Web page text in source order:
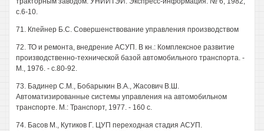
с.6-10.
71. Кпейнер Б.С. Совершенствование управления производством
72. ТО и ремонта, внедрение АСУП. В кн.: Комплексное развитие
производственно-технической базой автомобильного транспорта. -
М., 1976. - с.80-92.
73. Бадинер С.М., Бобарыкин В.А., Жасович В.Ш.
Автоматизированные системы управления на автомобильном
транспорте. М.: Транспорт, 1977. - 160 с.
74. Басов М., Кутиков Г. ЦУП переходная стадия АСУП.